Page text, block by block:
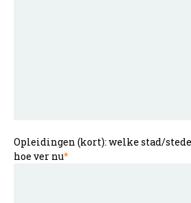
Opleidingen (kort): welke stad/
hoe ver nu*